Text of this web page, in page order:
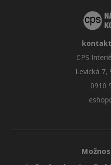
CPS
Levická 7,
0910